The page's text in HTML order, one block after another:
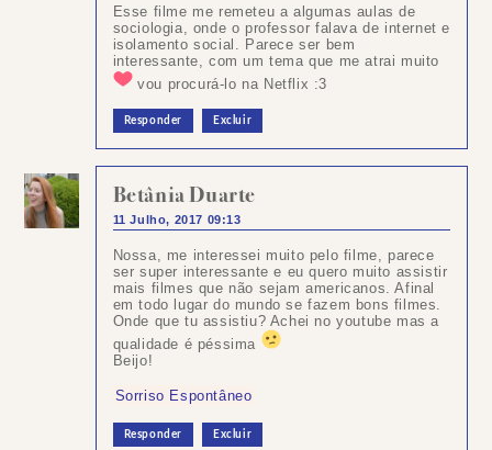
Esse filme me remeteu a algumas aulas de
sociologia, onde o professor falava de internet e
isolamento social. Parece ser bem
interessante, com um tema que me atrai muito
vou procurá-lo na Netflix :3
Responder Excluir
Betânia Duarte
11 Julho, 2017 09:13
Nossa, me interessei muito pelo filme, parece
ser super interessante e eu quero muito assistir
mais filmes que não sejam americanos. Afinal
em todo lugar do mundo se fazem bons filmes.
Onde que tu assistiu? Achei no youtube mas a
qualidade é péssima
Beijo!
Sorriso Espontâneo
Responder Excluir